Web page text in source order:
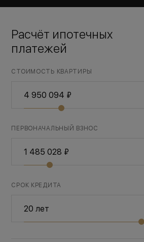
Расчёт ипотечных
платежей
СТОИМОСТЬ КВАРТИРЫ
ПЕРВОНАЧАЛЬНЫЙ ВЗНОС
СРОК КРЕДИТА